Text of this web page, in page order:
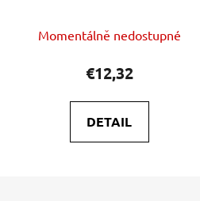
Momentálně nedostupné
€12,32
DETAIL